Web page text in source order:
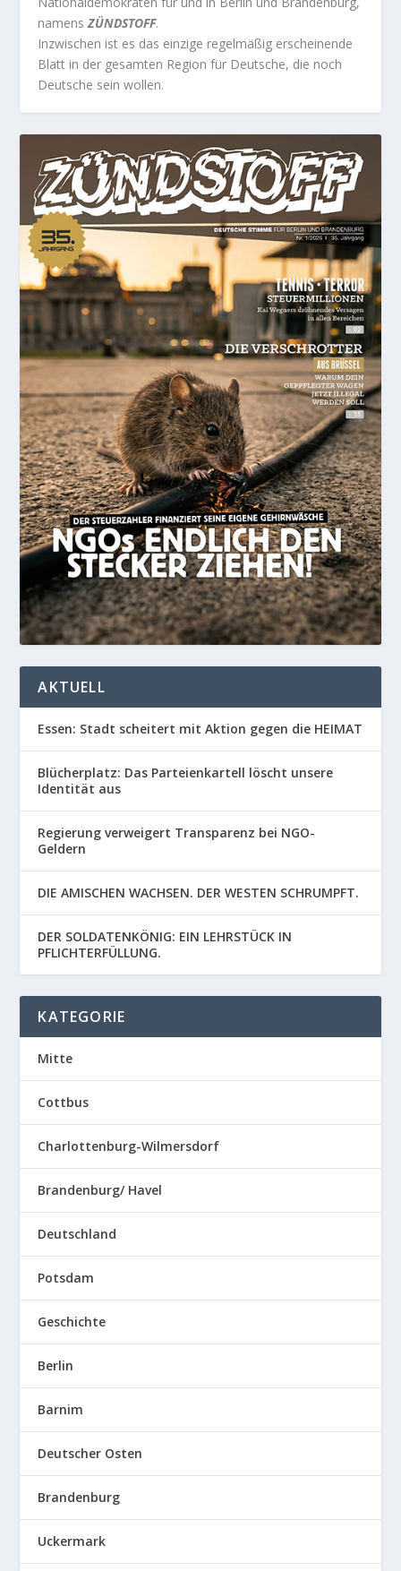
namensZÜNDSTOFF.
Inzwischen ist es das einzige regelmäßig erscheinende
Blatt in der gesamten Region für Deutsche, die noch
Deutsche sein wollen.
AKTUELL
Essen: Stadt scheitert mit Aktion gegen die HEIMAT
Blücherplatz: Das Parteienkartell löscht unsere
Identität aus
Regierung verweigert Transparenz bei NGO-
Geldern
DIE AMISCHEN WACHSEN. DER WESTEN SCHRUMPFT.
DER SOLDATENKÖNIG: EIN LEHRSTÜCK IN
PFLICHTERFÜLLUNG.
KATEGORIE
Mitte
Cottbus
Charlottenburg-Wilmersdorf
Brandenburg/ Havel
Deutschland
Potsdam
Geschichte
Berlin
Barnim
Deutscher Osten
Brandenburg
Uckermark